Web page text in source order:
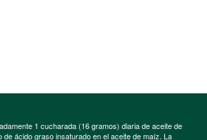
1 cucharada (16 gramos) diaria de aceite de
ácido graso insaturado en el aceite de maíz. La